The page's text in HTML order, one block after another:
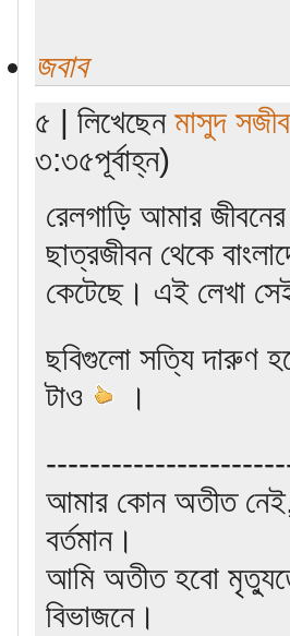
জবাব
৫ | লিখেছেন মাসুদ সজীব
৩:৩৫পূর্বাহ্ন)
রেলগাড়ি আমার
ছাত্রজীবন থেকে
কেটেছে। এই লেখা
ছবিগুলো সত্যি দারুণ
টাও
।
আমার কোন অতীত
বর্তমান।
আমি অতীত হবো
বিভাজনে।